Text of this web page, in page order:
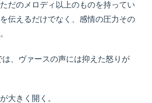
だのメロディ以上のものを持ってい
伝えるだけでなく、感情の圧力その
は、ヴァースの声には抑えた怒りが
大きく開く。